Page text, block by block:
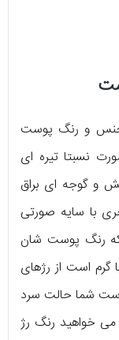
جنس و رنگ پوست
نسبتا تیره ای
و گوجه ای براق
با سایه صورتی
رنگ پوست شان
است از رژهای
شما حالت سرد
می خواهید رنگ رژ